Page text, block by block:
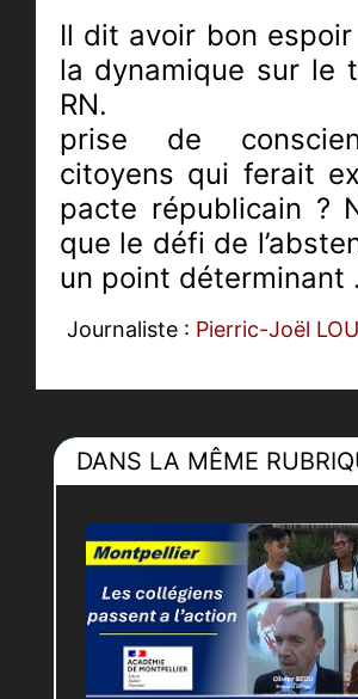
Il dit avoir bon
la dynamique sur le
RN.
prise de
citoyens qui ferait
pacte républicain ?
que le défi de
un point déterminant .
Journaliste : Pierric-Joël
DANS LA MÊME